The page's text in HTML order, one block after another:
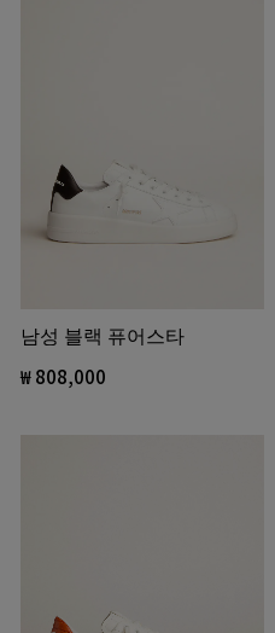
남성 블랙 퓨어스타
₩ 808,000